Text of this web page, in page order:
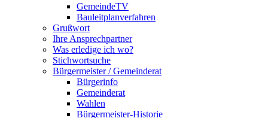
GemeindeTV
Bauleitplanverfahren
Grußwort
Ihre Ansprechpartner
Was erledige ich wo?
Stichwortsuche
Bürgermeister / Gemeinderat
Bürgerinfo
Gemeinderat
Wahlen
Bürgermeister-Historie